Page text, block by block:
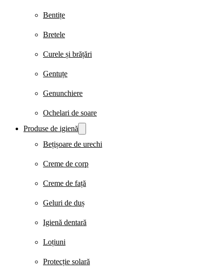
Bentițe
Bretele
Curele și brățări
Gentuțe
Genunchiere
Ochelari de soare
Produse de igienă
Bețișoare de urechi
Creme de corp
Creme de față
Geluri de duș
Igienă dentară
Loțiuni
Protecție solară